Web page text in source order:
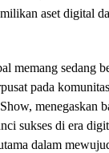
aset digital
memang sedang
pada
menegaskan
sukses di era
dalam